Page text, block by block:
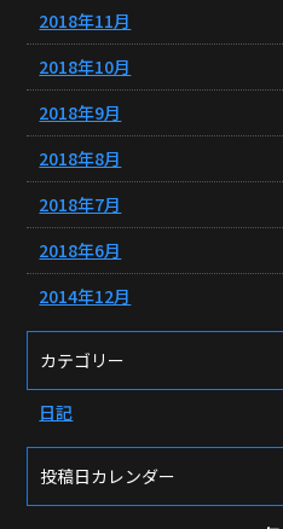
2018年11月
2018年10月
2018年9月
2018年8月
2018年7月
2018年6月
2014年12月
カテゴリー
日記
投稿日カレンダー